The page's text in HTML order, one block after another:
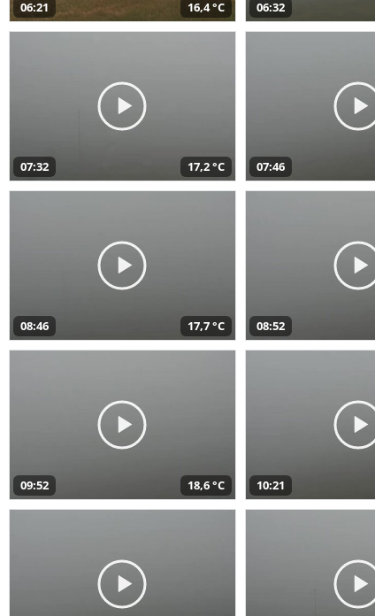
06:21 16,4 °C 06:32
07:32 17,2 °C 07:46
08:46 17,7 °C 08:52
09:52 18,6 °C 10:21